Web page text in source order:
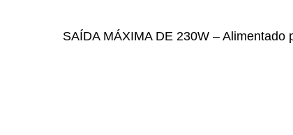
SAÍDA MÁXIMA DE 230W –